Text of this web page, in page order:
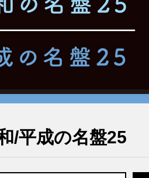
/平成の名盤25